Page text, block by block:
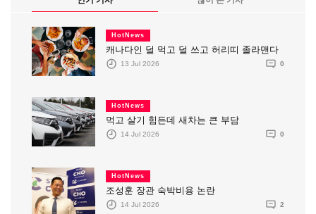
HotNews
캐나다인 덜 먹고 덜 쓰고 허리띠 졸라맨다
13 Jul 2026 0
HotNews
먹고 살기 힘든데 새차는 큰 부담
14 Jul 2026 0
HotNews
조성훈 장관 숙박비용 논란
14 Jul 2026 2